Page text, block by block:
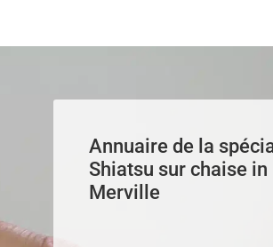
Annuaire de la
Shiatsu sur chaise in
Merville